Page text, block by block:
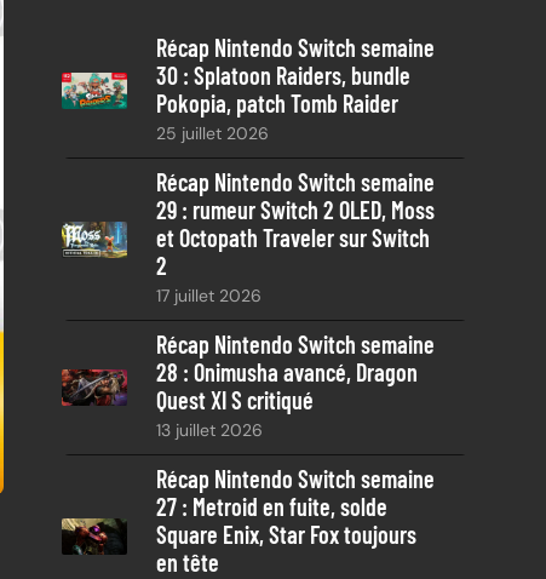
c
h
Récap Nintendo Switch semaine
30 : Splatoon Raiders, bundle
Pokopia, patch Tomb Raider
25 juillet 2026
Récap Nintendo Switch semaine
29 : rumeur Switch 2 OLED, Moss
et Octopath Traveler sur Switch
2
17 juillet 2026
Récap Nintendo Switch semaine
28 : Onimusha avancé, Dragon
Quest XI S critiqué
13 juillet 2026
Récap Nintendo Switch semaine
27 : Metroid en fuite, solde
Square Enix, Star Fox toujours
en tête